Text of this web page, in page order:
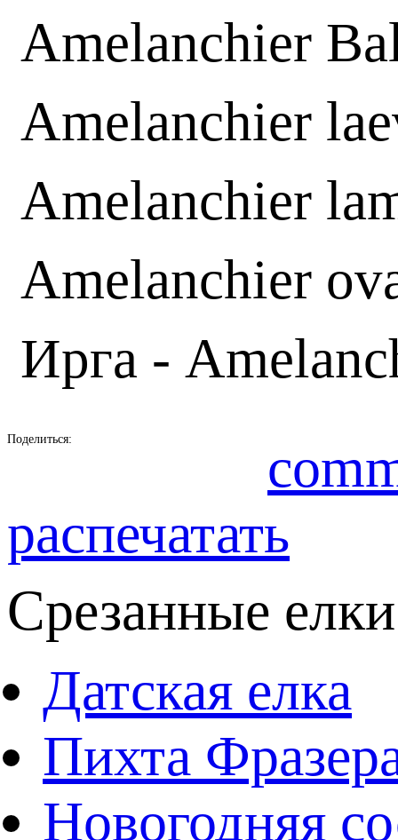
Amelanchier
Amelanchier
Amelanchier
Amelanchier
Ирга -
Поделиться:
распечатать
Срезанные
Датская елка
Пихта
Новогодняя